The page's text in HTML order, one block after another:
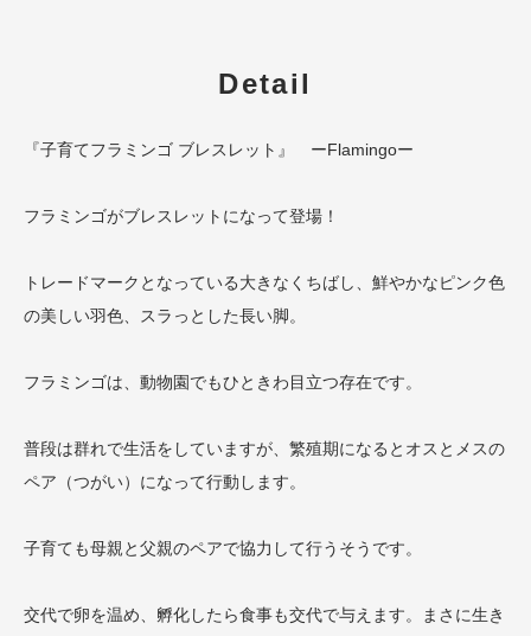
Detail
『子育てフラミンゴ ブレスレット』 ーFlamingoー
フラミンゴがブレスレットになって登場！
トレードマークとなっている大きなくちばし、鮮やかなピンク色
の美しい羽色、スラっとした長い脚。
フラミンゴは、動物園でもひときわ目立つ存在です。
普段は群れで生活をしていますが、繁殖期になるとオスとメスの
ペア（つがい）になって行動します。
子育ても母親と父親のペアで協力して行うそうです。
交代で卵を温め、孵化したら食事も交代で与えます。まさに生き